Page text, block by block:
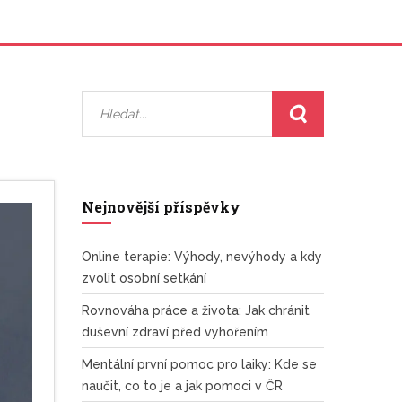
Nejnovější příspěvky
Online terapie: Výhody, nevýhody a kdy
zvolit osobní setkání
Rovnováha práce a života: Jak chránit
duševní zdraví před vyhořením
Mentální první pomoc pro laiky: Kde se
naučit, co to je a jak pomoci v ČR